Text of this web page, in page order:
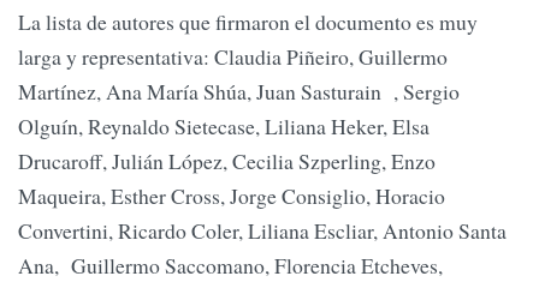
La lista de autores que firmaron el documento es muy
larga y representativa: Claudia Piñeiro, Guillermo
Martínez, Ana María Shúa, Juan Sasturain , Sergio
Olguín, Reynaldo Sietecase, Liliana Heker, Elsa
Drucaroff, Julián López, Cecilia Szperling, Enzo
Maqueira, Esther Cross, Jorge Consiglio, Horacio
Convertini, Ricardo Coler, Liliana Escliar, Antonio Santa
Ana, Guillermo Saccomano, Florencia Etcheves,